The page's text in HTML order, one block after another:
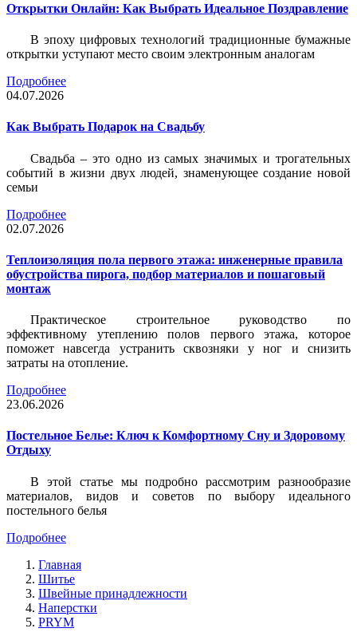
Открытки Онлайн: Как Выбрать Идеальное Поздравление
В эпоху цифровых технологий традиционные бумажные
открытки уступают место своим электронным аналогам
Подробнее
04.07.2026
Как Выбрать Подарок на Свадьбу
Свадьба – это одно из самых значимых и трогательных
событий в жизни двух людей, знаменующее создание новой
семьи
Подробнее
02.07.2026
Теплоизоляция пола первого этажа: инженерные правила
обустройства пирога, подбор материалов и пошаговый
монтаж
Практическое строительное руководство по
эффективному утеплению полов первого этажа, которое
поможет навсегда устранить сквозняки у ног и снизить
затраты на отопление.
Подробнее
23.06.2026
Постельное Белье: Ключ к Комфортному Сну и Здоровому
Отдыху
В этой статье мы подробно рассмотрим разнообразие
материалов, видов и советов по выбору идеального
постельного белья
Подробнее
Главная
Шитье
Швейные принадлежности
Наперстки
PRYM